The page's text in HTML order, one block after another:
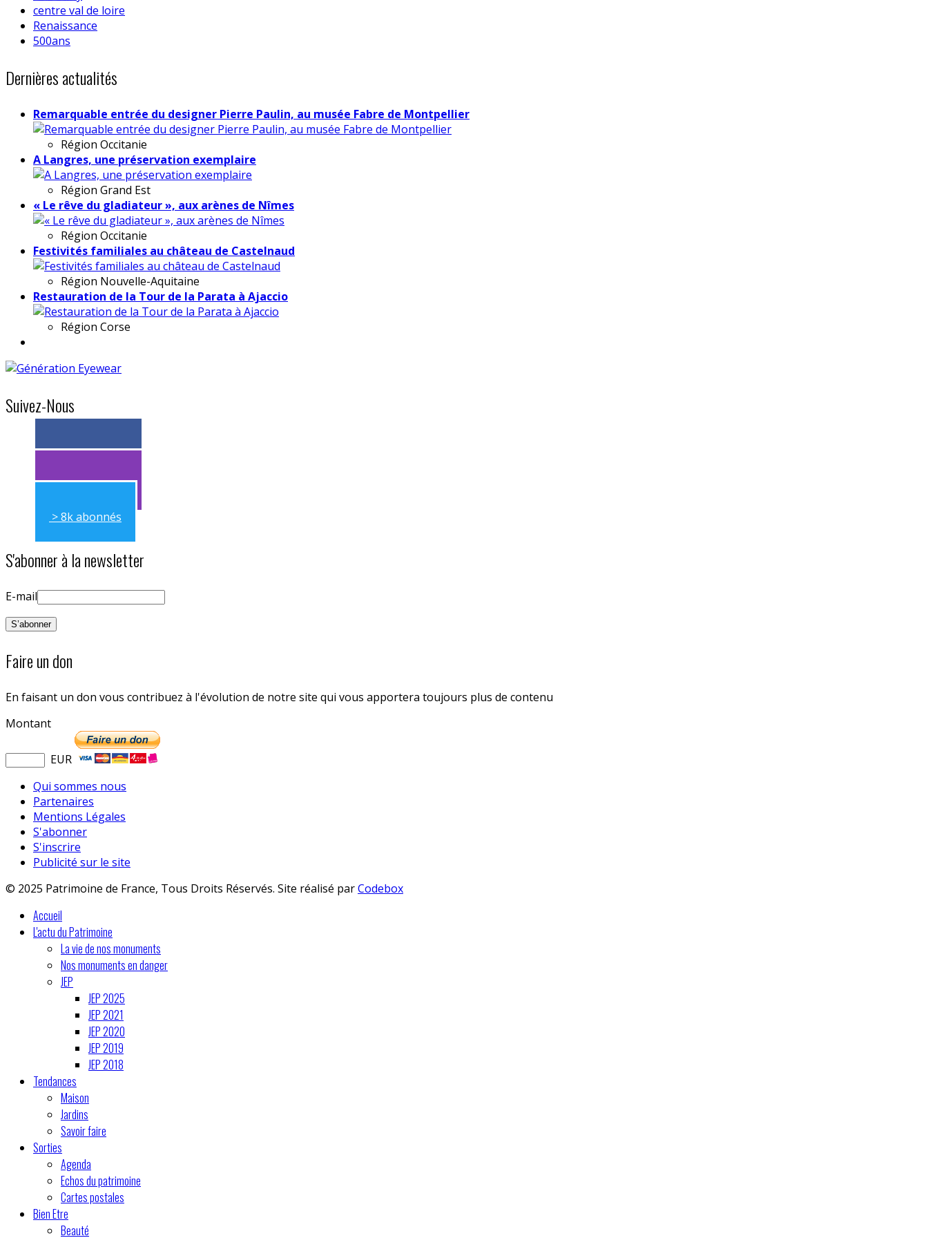
centre val de loire
Renaissance
500ans
Dernières actualités
Remarquable entrée du designer Pierre Paulin, au musée Fabre de Montpellier
Région Occitanie
A Langres, une préservation exemplaire
Région Grand Est
« Le rêve du gladiateur », aux arènes de Nîmes
Région Occitanie
Festivités familiales au château de Castelnaud
Région Nouvelle-Aquitaine
Restauration de la Tour de la Parata à Ajaccio
Région Corse
Suivez-Nous
> 11k abonnés
> 11k abonnés
> 8k abonnés
S'abonner à la newsletter
E-mail
Faire un don
En faisant un don vous contribuez à l'évolution de notre site qui vous apportera toujours plus de contenu
Montant
EUR
Qui sommes nous
Partenaires
Mentions Légales
S'abonner
S'inscrire
Publicité sur le site
© 2025 Patrimoine de France, Tous Droits Réservés. Site réalisé parCodebox
Accueil
L'actu du Patrimoine
La vie de nos monuments
Nos monuments en danger
JEP
JEP 2025
JEP 2021
JEP 2020
JEP 2019
JEP 2018
Tendances
Maison
Jardins
Savoir faire
Sorties
Agenda
Echos du patrimoine
Cartes postales
Bien Etre
Beauté